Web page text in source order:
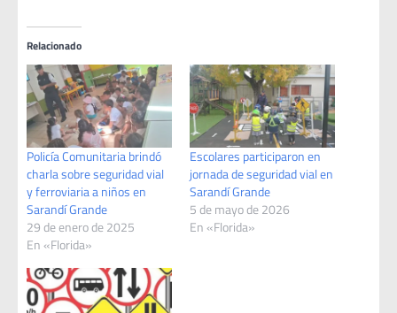
Relacionado
Policía Comunitaria brindó
charla sobre seguridad vial
y ferroviaria a niños en
Sarandí Grande
29 de enero de 2025
En «Florida»
Escolares participaron en
jornada de seguridad vial en
Sarandí Grande
5 de mayo de 2026
En «Florida»